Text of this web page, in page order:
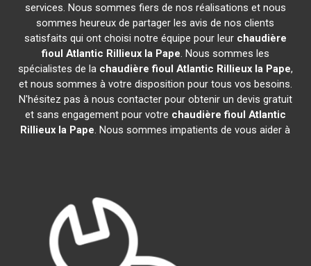
services. Nous sommes fiers de nos réalisations et nous
sommes heureux de partager les avis de nos clients
satisfaits qui ont choisi notre équipe pour leur chaudière
fioul Atlantic Rillieux la Pape. Nous sommes les
spécialistes de la chaudière fioul Atlantic Rillieux la Pape,
et nous sommes à votre disposition pour tous vos besoins.
N'hésitez pas à nous contacter pour obtenir un devis gratuit
et sans engagement pour votre chaudière fioul Atlantic
Rillieux la Pape. Nous sommes impatients de vous aider à